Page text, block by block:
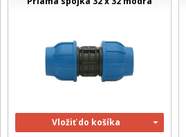
Vložiť do košíka